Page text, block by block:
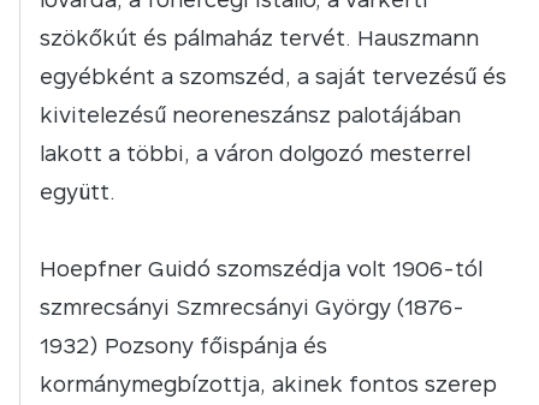
szökőkút és pálmaház tervét. Hauszmann
egyébként a szomszéd, a saját tervezésű és
kivitelezésű neoreneszánsz palotájában
lakott a többi, a váron dolgozó mesterrel
együtt.
Hoepfner Guidó szomszédja volt 1906-tól
szmrecsányi Szmrecsányi György (1876-
1932) Pozsony főispánja és
kormánymegbízottja, akinek fontos szerep